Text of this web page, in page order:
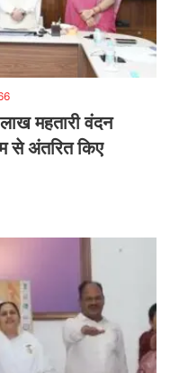
महतारी वंदन
से अंतरित किए